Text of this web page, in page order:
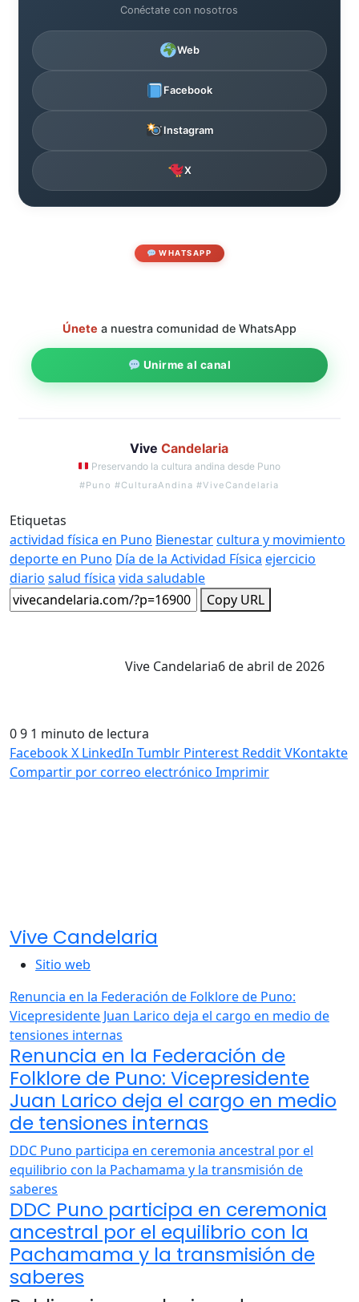
Conéctate con nosotros
Web
Facebook
Instagram
X
WHATSAPP
Únete a nuestra comunidad de WhatsApp
Unirme al canal
ViveCandelaria
Preservando la cultura andina desde Puno
#Puno #CulturaAndina #ViveCandelaria
Etiquetas
actividad física en Puno Bienestarcultura y movimiento
deporte en Puno Día de la Actividad Física ejercicio
diario salud física vida saludable
Copy URL
Vive Candelaria6 de abril de 2026
09 1 minuto de lectura
FacebookX LinkedIn Tumblr Pinterest RedditVKontakte
Compartir por correo electrónico Imprimir
Vive Candelaria
Sitio web
Renuncia en la Federación de Folklore de Puno:
Vicepresidente Juan Larico deja el cargo en medio de
tensiones internas
Renuncia en la Federación de
Folklore de Puno: Vicepresidente
Juan Larico deja el cargo en medio
de tensiones internas
DDC Puno participa en ceremonia ancestral por el
equilibrio con la Pachamama y la transmisión de
saberes
DDC Puno participa en ceremonia
ancestral por el equilibrio con la
Pachamama y la transmisión de
saberes